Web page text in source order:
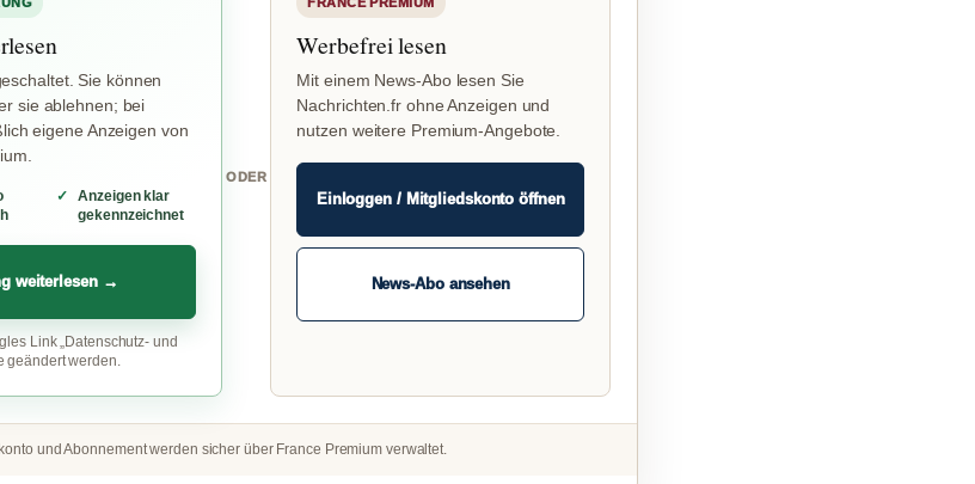
Sie können
sie ablehnen; bei
eigene Anzeigen von
Anzeigen klar
gekennzeichnet
weiterlesen →
Link „Datenschutz- und
geändert werden.
ODER
Werbefrei lesen
Mit einem News-Abo lesen Sie
Nachrichten.fr ohne Anzeigen und
nutzen weitere Premium-Angebote.
Einloggen / Mitgliedskonto öffnen
News-Abo ansehen
und Abonnement werden sicher über France Premium verwaltet.